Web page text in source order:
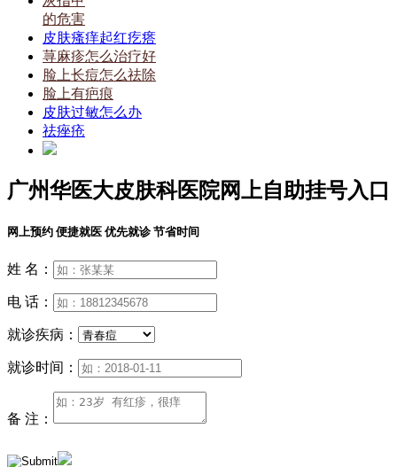
的危害
皮肤瘙痒起红疙瘩
荨麻疹怎么治疗好
脸上长痘怎么祛除
脸上有疤痕
皮肤过敏怎么办
祛痤疮
广州华医大皮肤科医院网上自助挂号入口
网上预约 便捷就医 优先就诊 节省时间
姓 名：
电 话：
就诊疾病：
就诊时间：
备 注：